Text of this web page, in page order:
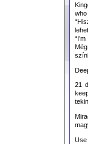
who
21
Use